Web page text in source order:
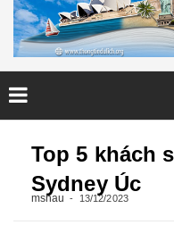
Top 5 khách
Sydney Úc
mshau 13/12/2023